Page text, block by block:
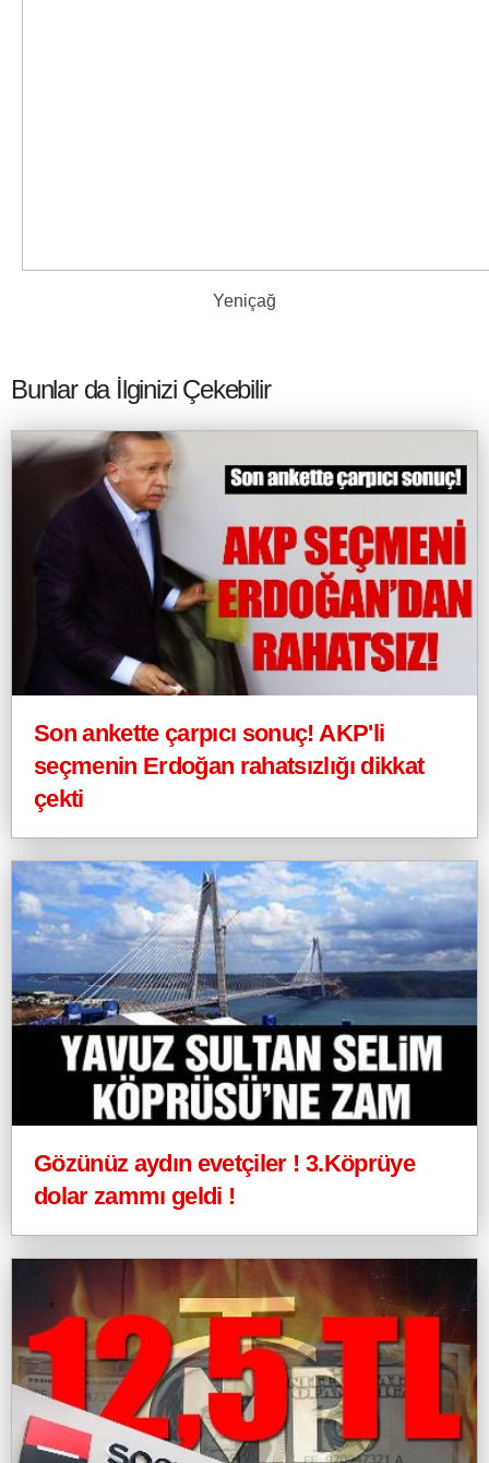
Yeniçağ
Bunlar da İlginizi Çekebilir
Son ankette çarpıcı sonuç! AKP'li
seçmenin Erdoğan rahatsızlığı dikkat
çekti
Gözünüz aydın evetçiler ! 3.Köprüye
dolar zammı geldi !